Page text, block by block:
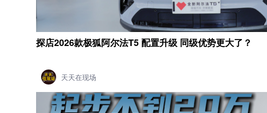
探店2026款极狐阿尔法T5 配置升级 同级优势更大了？
天天在现场